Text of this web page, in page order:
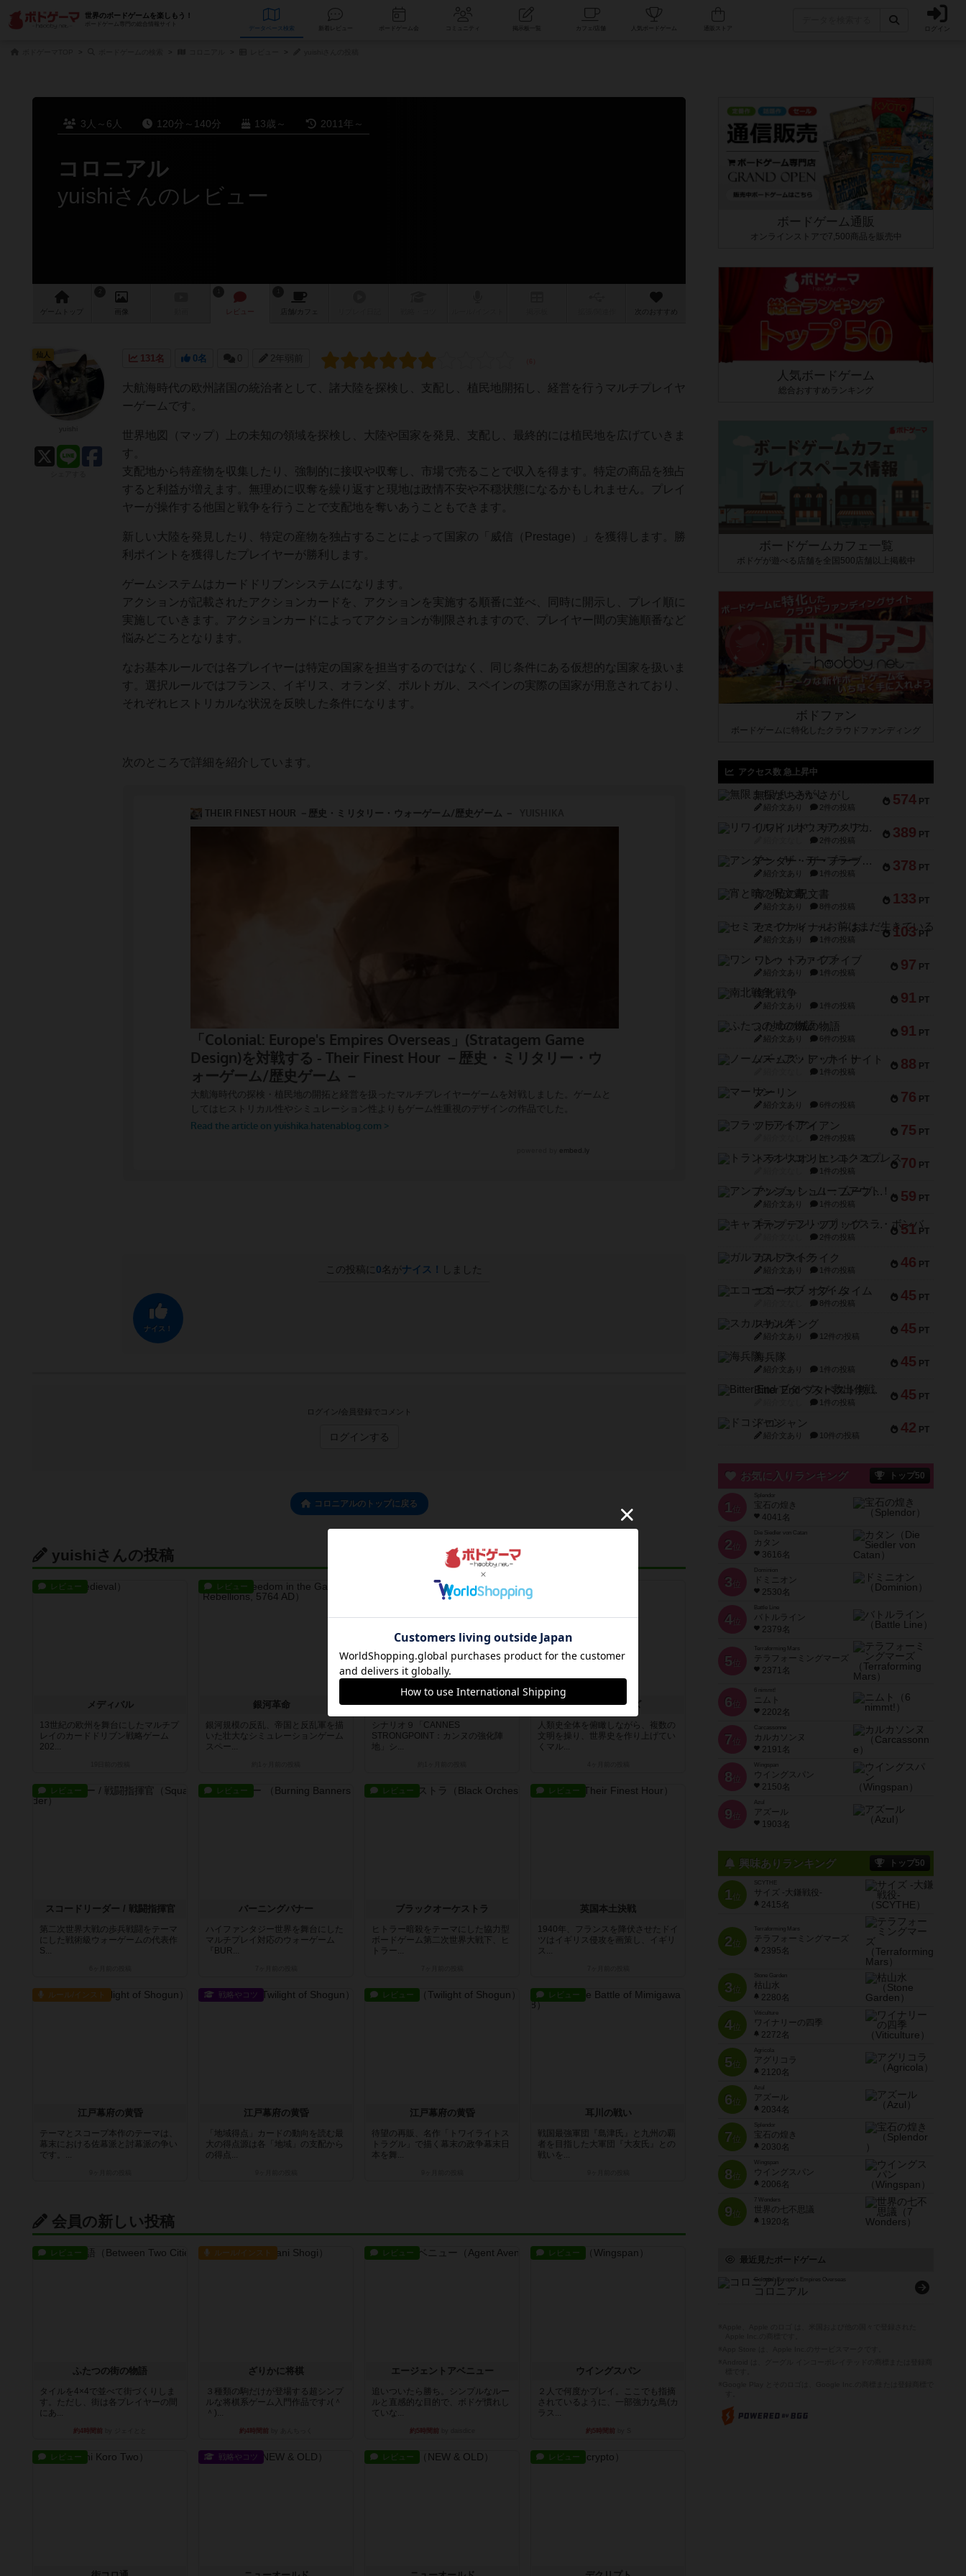
世界のボードゲームを楽しもう！
ボードゲーム専門の総合情報サイト
データベース コミュニティ 人気ボードゲーム ログイン
3人～6人 120分～140分 13歳～ 2011年～
コロニアル
yuishiさんのレビュー
ゲーム 画像 レビュー 店舗/ カフェ 次のおすすめ
131名 0名 0 2年弱前
大航海時代の欧州諸国の統治者として、諸大陸を探検し、支配し、植民地開拓し、経営を行うマルチプレイヤ
ーゲームです。
世界地図（マップ）上の未知の領域を探検し、大陸や国家を発見、支配し、最終的には植民地を広げていきま
す。
支配地から特産物を収集したり、強制的に接収や収奪し、市場で売ることで収入を得ます。特定の商品を独占
すると利益が増えます。無理めに収奪を繰り返すと現地は政情不安や不穏状態になるかもしれません。プレイ
ヤーが操作する他国と戦争を行うことで支配地を奪いあうこともできます。
新しい大陸を発見したり、特定の産物を独占することによって国家の「威信（Prestage）」を獲得します。勝
利ポイントを獲得したプレイヤーが勝利します。
ゲームシステムはカードドリブンシステムになります。
アクションが記載されたアクションカードを、アクションを実施する順番に並べ、同時に開示し、プレイ順に
実施していきます。アクションカードによってアクションが制限されますので、プレイヤー間の実施順番など
悩みどころとなります。
なお基本ルールでは各プレイヤーは特定の国家を担当するのではなく、同じ条件にある仮想的な国家を扱いま
す。選択ルールではフランス、イギリス、オランダ、ポルトガル、スペインの実際の国家が用意されており、
それぞれヒストリカルな状況を反映した条件になります。
次のところで詳細を紹介しています。
この投稿に 0名がナイス！ しました
ナイス！
仙人
ログイン/会員登録でコメント
ログインする
コロニアルのトップに戻る
yuishiさんの投稿
レビュー
メディバル
13世紀の欧州を舞台にしたマルチプ
レイのカードドリブン戦略ゲーム
202...
レビュー
銀河革命
銀河規模の反乱、帝国と反乱軍を描
いた壮大なシミュレーションゲーム
スペー...
スコードリーダー / 戦闘指揮官
シナリオ９「CANNES
STRONGPOINT：カンヌの強化陣
地」シ...
セブンエイジズ
人類史全体を俯瞰しながら、複数の
文明を操り、世界史を作り上げてい
くマル...
レビュー
スコードリーダー / 戦闘指揮官
第二次世界大戦の歩兵戦闘をテーマ
にした戦術級ウォーゲームの代表作
S...
レビュー
バーニングバナー
ハイファンタジー世界を舞台にした
マルチプレイ対応のウォーゲーム
『BUR...
レビュー
ブラックオーケストラ
ヒトラー暗殺をテーマにした協力型
ボードゲーム第二次世界大戦下、ヒ
トラー...
レビュー
英国本土決戦
1940年、フランスを降伏させたドイ
ツはイギリス侵攻を画策し、イギリ
ス...
ルール/インスト
江戸幕府の黄昏
テーマとスコープ本作のテーマは、
幕末における佐幕派と討幕派の争い
です。...
戦略やコツ
江戸幕府の黄昏
「地域得点」カードの動向を読む最
大の得点源は各「地域」の支配から
の得点...
レビュー
江戸幕府の黄昏
待望の再販、名作「トワイライトス
トラグル」で描く幕末の政争幕末日
本を舞...
レビュー
耳川の戦い
戦国最強軍団『島津氏』と九州の覇
者を目指した大軍団『大友氏』との
戦いを...
会員の新しい投稿
レビュー
ふたつの街の物語
タイルを4×4で並べて街づくりしま
す。ただし、街は各プレイヤーの間
にあ...
約4時間前
ルール/インスト
ざりかに将棋
３種類の駒だけが登場する超シンプ
ルな将棋系ゲーム入門作品です♪(＾
＾)...
約4時間前
レビュー
エージェントアベニュー
追いついたら勝ち。シンプルなルー
ルと直感的な目的で、ボドゲ慣れし
ていな...
約5時間前
レビュー
ウイングスパン
２人で何度かプレイ。ここでも指摘
されているように、一部強力な鳥(カ
ラス...
約5時間前
レビュー 戦略やコツ レビュー レビュー
ボードゲーム通販
オンラインストアで7,500商品を販売中
人気ボードゲーム
総合おすすめランキング
ボードゲームカフェ一覧
ボドゲが遊べる店舗を全国500店舗以上掲載中
ボドファン
ボードゲームに特化したクラウドファンディング
アクセス数 急上昇中
574 PT
無限まちがいさがし
紹介文あり 2件の投稿
389 PT
リワイルド：サウスアメリカ
2件の投稿
378 PT
アンダー・ザ・テーブラー
紹介文あり 1件の投稿
133 PT
宵と暁の呪文書
紹介文あり 8件の投稿
103 PT
セミファイナル ～お前はまだ生きている～
紹介文あり 1件の投稿
97 PT
ワン・トゥ・ファイブ
紹介文あり 1件の投稿
91 PT
南北戦争
紹介文あり 1件の投稿
91 PT
ふたつの城の物語
紹介文あり 6件の投稿
88 PT
ノームズ・アット・ナイト
1件の投稿
76 PT
マーリン
紹介文あり 6件の投稿
75 PT
フラットアイアン
2件の投稿
70 PT
トランスオリエント・エクスプレス
1件の投稿
59 PT
アンブッシュ！：ムーブアウト！
紹介文あり 1件の投稿
51 PT
キャプテン・フリップ：イスラ・ボンバ
2件の投稿
46 PT
ガルフストライク
紹介文あり 1件の投稿
45 PT
エコーズ・オブ・タイム
8件の投稿
45 PT
スカルキング
紹介文あり 12件の投稿
45 PT
海兵隊
紹介文あり 1件の投稿
45 PT
Bitter End ブタペスト救出作戦
1件の投稿
42 PT
ドコジャン
紹介文あり 10件の投稿
お気に入りランキング トップ50
1 位
宝石の煌き
4041名
2 位
Die Siedler von Catan
カタン
3616名
3 位
ドミニオン
2530名
4位
Battle Line
バトルライン
2379名
5 位
Terraforming Mars
テラフォーミングマーズ
2371名
6 位
ニムト
2202名
7 位
Carcassonne
カルカソンヌ
2191名
8 位
Wingspan
ウイングスパン
2150名
9 位
Azul
アズール
1903名
興味ありランキング トップ50
1位
SCYTHE
サイズ -大鎌戦役-
2415名
2位
Terraforming Mars
テラフォーミングマーズ
2395名
3位
Stone Garden
枯山水
2280名
4位
Viticulture
ワイナリーの四季
2272名
5位
Agricola
アグリコラ
2120名
6位
Azul
アズール
2034名
7位
宝石の煌き
2030名
8位
Wingspan
ウイングスパン
2006名
9位
7 Wonders
世界の七不思議
1920名
最近見たボードゲーム
Colonial: Europe's Empires Overseas
コロニアル